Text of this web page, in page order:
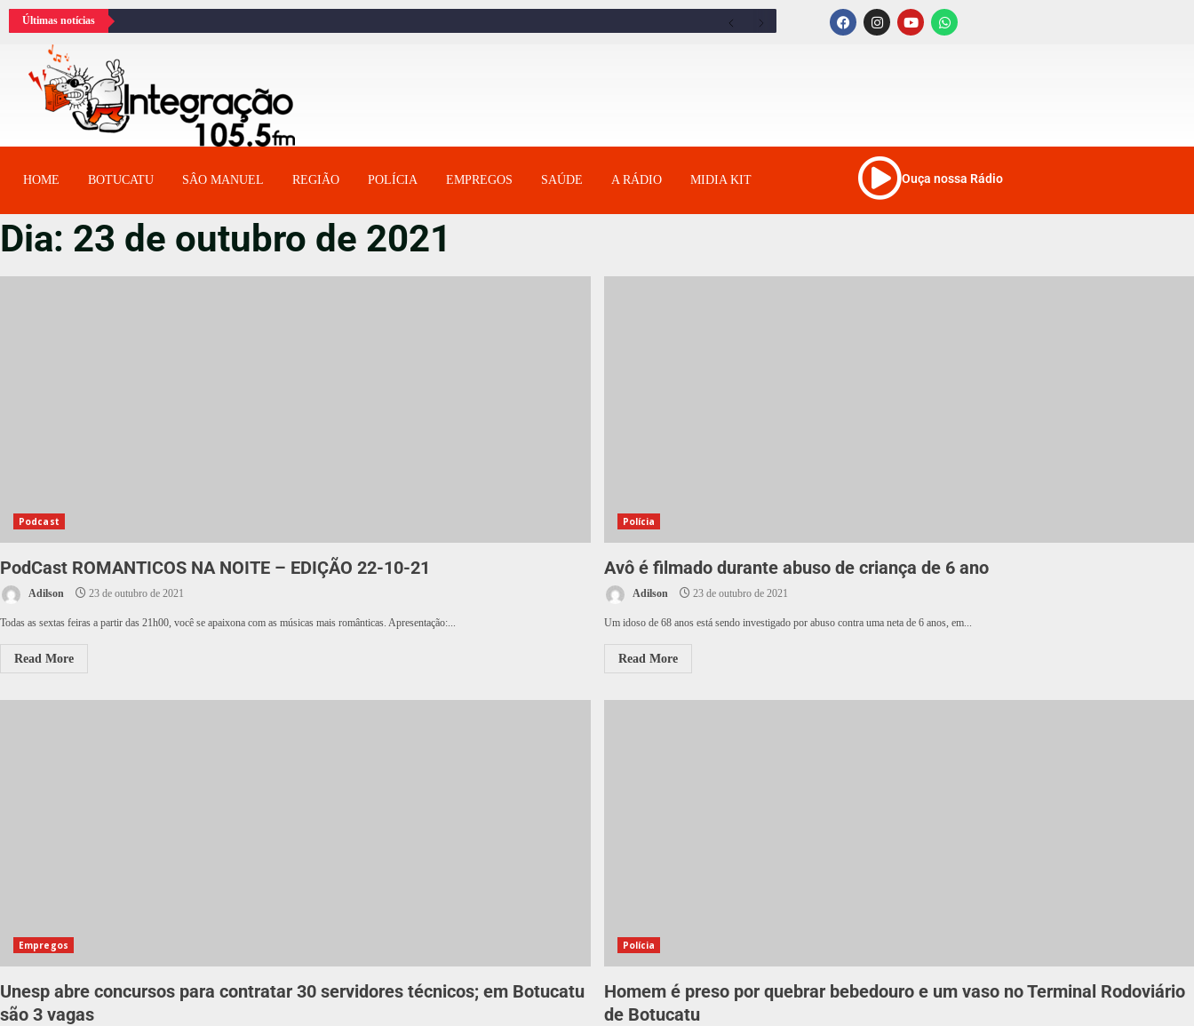
Últimas notícias
HOME BOTUCATU SÂO MANUEL REGIÃO POLÍCIA EMPREGOS SAÚDE A RÁDIO MIDIA KIT Ouça nossa Rádio
Dia: 23 de outubro de 2021
Podcast
PodCast ROMANTICOS NA NOITE – EDIÇÃO 22-10-21
Adilson 23 de outubro de 2021
Todas as sextas feiras a partir das 21h00, você se apaixona com as músicas mais românticas. Apresentação:...
Read More
Polícia
Avô é filmado durante abuso de criança de 6 ano
Adilson 23 de outubro de 2021
Um idoso de 68 anos está sendo investigado por abuso contra uma neta de 6 anos, em...
Read More
Empregos
Unesp abre concursos para contratar 30 servidores técnicos; em Botucatu
são 3 vagas
Polícia
Homem é preso por quebrar bebedouro e um vaso no Terminal Rodoviário
de Botucatu